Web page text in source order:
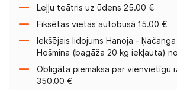
Leļļu teātris uz ūdens 25.00 €
Fiksētas vietas autobusā 15.00 €
Iekšējais lidojums Hanoja -
Hošmina (bagāža 20 kg iekļauta)
Obligāta piemaksa par vienvietīgu
350.00 €